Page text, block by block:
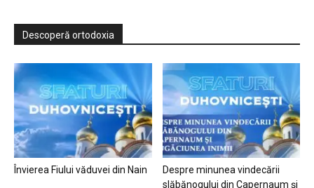
Descoperă ortodoxia
Învierea Fiului văduvei din Nain
Despre minunea vindecării
slăbănogului din Capernaum și